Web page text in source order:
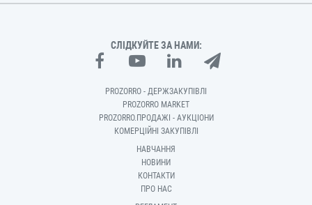
СЛІДКУЙТЕ ЗА НАМИ:
PROZORRO - ДЕРЖЗАКУПІВЛІ
PROZORRO MARKET
PROZORRO.ПРОДАЖІ - АУКЦІОНИ
КОМЕРЦІЙНІ ЗАКУПІВЛІ
НАВЧАННЯ
НОВИНИ
КОНТАКТИ
ПРО НАС